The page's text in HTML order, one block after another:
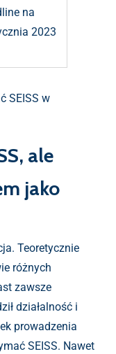
na
2023
SEISS w
ale
jako
Teoretycznie
różnych
zawsze
działalność i
prowadzenia
SEISS. Nawet